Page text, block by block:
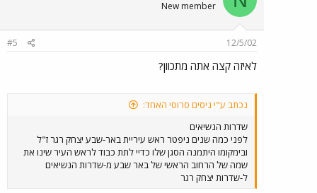
New member
12/5/02
#5
לאיזה קצה אתה מתכוון?
נכתב ע"י ניסים סרוסי האחד:
שדרות הנשיאים
לפני כמה שנים ניפטר ראש עיריית באר-שבע יצחק רגר ז"ל
ובימקומו היתמנה הסגן שלו כדיי לתת כבוד לראש העיר שינו את
שמה של הרחוב הראשי של באר שבע מ-שדרות הנשיאים
ל-שדרות יצחק רגר